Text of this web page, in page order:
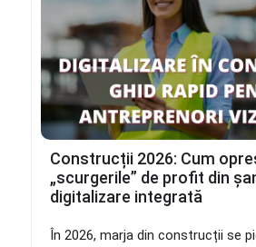
Construcții 2026: Cum
„scurgerile” de profit din
digitalizare integrată
În 2026, marja din construcții se